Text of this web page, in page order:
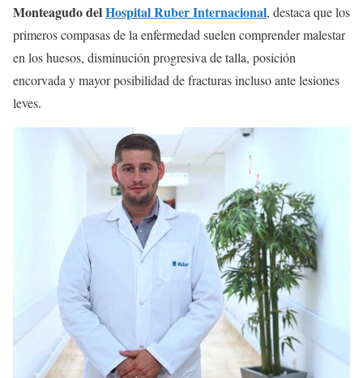
Monteagudo delHospital Ruber Internacional, destaca que los
primeros compasas de la enfermedad suelen comprender malestar
en los huesos, disminución progresiva de talla, posición
encorvada y mayor posibilidad de fracturas incluso ante lesiones
leves.